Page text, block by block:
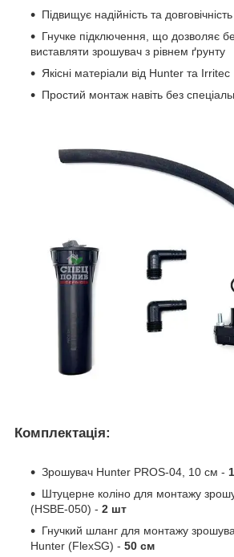
Підвищує надійність та
Гнучке підключення, що дозволяє
виставляти зрошувач з рівнем ґрунту
Якісні матеріали від Hunter та Irritec
Простий монтаж навіть без
Комплектація:
Зрошувач Hunter PROS-04, 10 см -
Штуцерне коліно для монтажу
(HSBE-050) - 2 шт
Гнучкий шланг для монтажу
Hunter (FlexSG) - 50 см